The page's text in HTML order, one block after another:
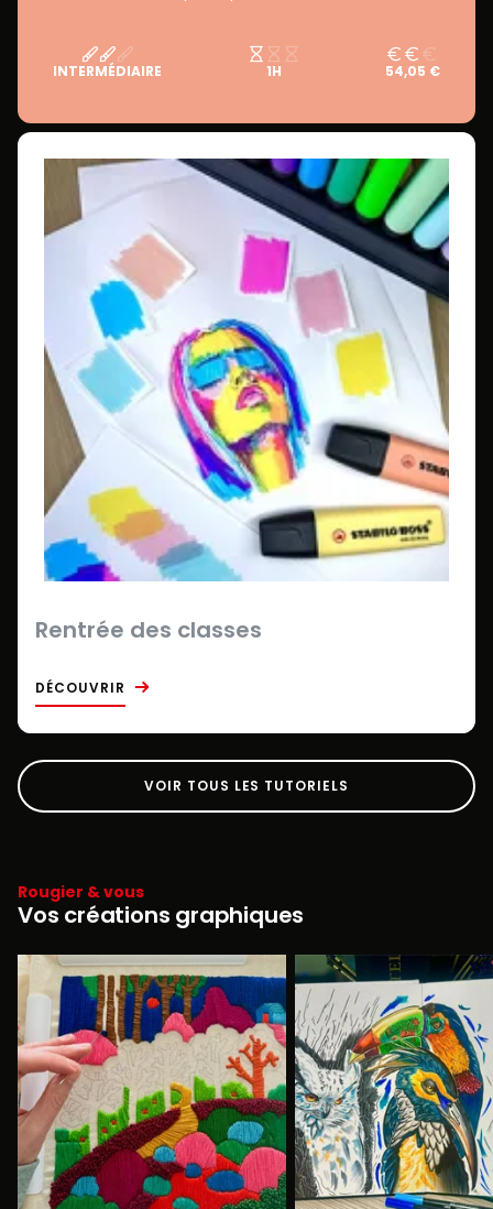
INTERMÉDIAIRE 1H 54,05 €
Rentrée des classes
DÉCOUVRIR
VOIR TOUS LES TUTORIELS
Rougier & vous
Vos créations graphiques